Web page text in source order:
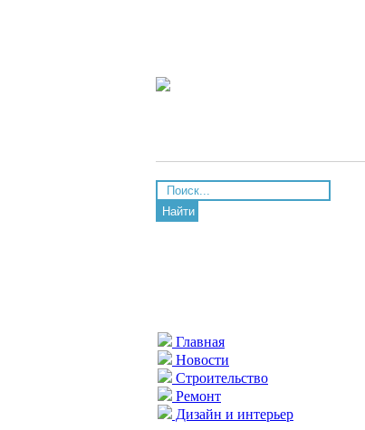
Найти
Главная
Новости
Строительство
Ремонт
Дизайн и интерьер